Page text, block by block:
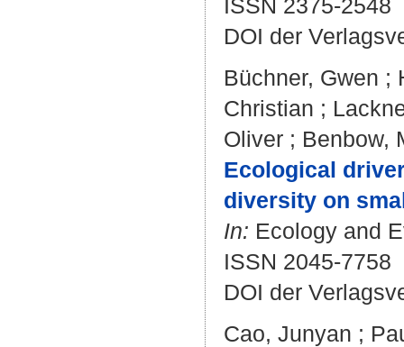
ISSN 2375-2548
DOI der
Büchner, Gwen ;
Christian ;
Oliver ; Benbow,
Ecological
diversity on
In: Ecology and
ISSN 2045-7758
DOI der
Cao, Junyan ;